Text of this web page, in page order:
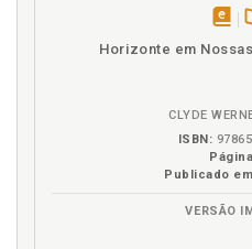
Horizonte em
CLYDE
ISBN:
Publicado
VERSÃO